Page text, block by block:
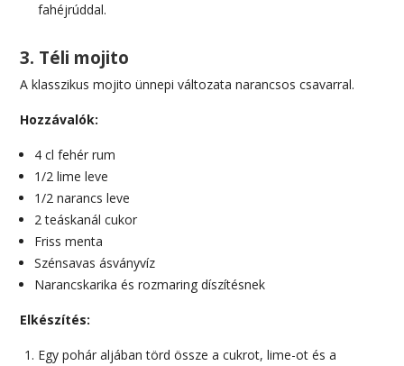
fahéjrúddal.
3. Téli mojito
A klasszikus mojito ünnepi változata narancsos csavarral.
Hozzávalók:
4 cl fehér rum
1/2 lime leve
1/2 narancs leve
2 teáskanál cukor
Friss menta
Szénsavas ásványvíz
Narancskarika és rozmaring díszítésnek
Elkészítés:
Egy pohár aljában törd össze a cukrot, lime-ot és a